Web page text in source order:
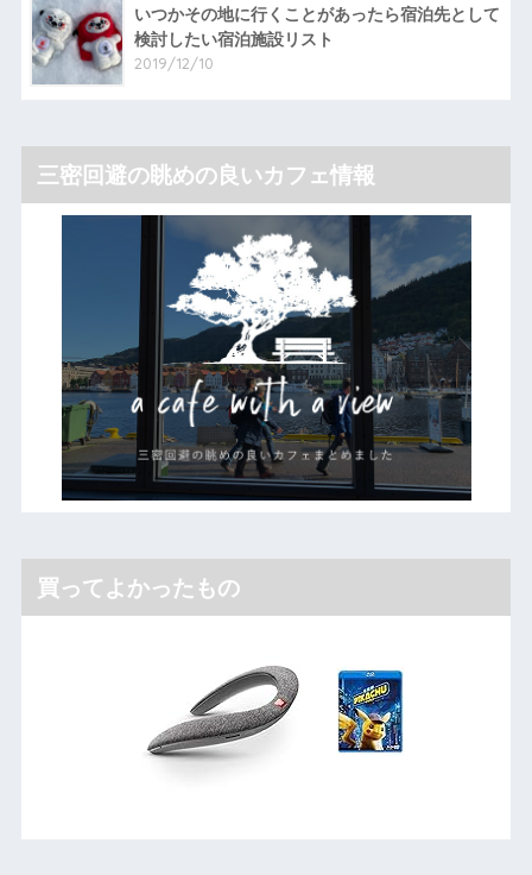
いつかその地に行くことがあったら宿泊先として
検討したい宿泊施設リスト
2019/12/10
三密回避の眺めの良いカフェ情報
買ってよかったもの